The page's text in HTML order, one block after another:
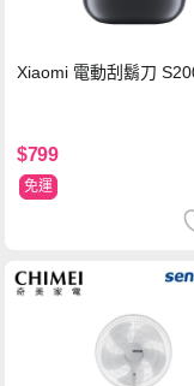
Xiaomi 電動刮鬍刀
$799
免運